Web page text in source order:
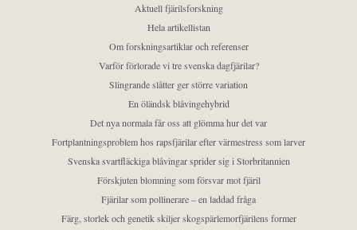
Aktuell fjärilsforskning
Hela artikellistan
Om forskningsartiklar och referenser
Varför förlorade vi tre svenska dagfjärilar?
Slingrande slåtter ger större variation
En öländsk blåvingehybrid
Det nya normala får oss att glömma hur det var
Fortplantningsproblem hos rapsfjärilar efter värmestress som larver
Svenska svartfläckiga blåvingar sprider sig i Storbritannien
Förskjuten blomning som försvar mot fjäril
Fjärilar som pollinerare – en laddad fråga
Färg, storlek och genetik skiljer skogspärlemorfjärilens former